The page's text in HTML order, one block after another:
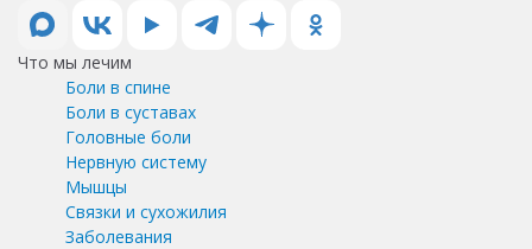
Что мы лечим
Боли в спине
Боли в суставах
Головные боли
Нервную систему
Мышцы
Связки и сухожилия
Заболевания